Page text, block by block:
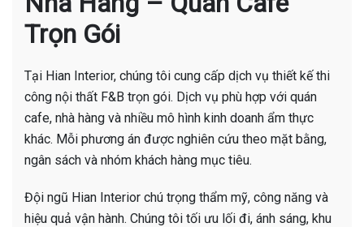
Trọn Gói
Tại Hian Interior, chúng tôi cung cấp dịch vụ thiết kế thi
công nội thất F&B trọn gói. Dịch vụ phù hợp với quán
cafe, nhà hàng và nhiều mô hình kinh doanh ẩm thực
khác. Mỗi phương án được nghiên cứu theo mặt bằng,
ngân sách và nhóm khách hàng mục tiêu.
Đội ngũ Hian Interior chú trọng thẩm mỹ, công năng và
hiệu quả vận hành. Chúng tôi tối ưu lối đi, ánh sáng, khu